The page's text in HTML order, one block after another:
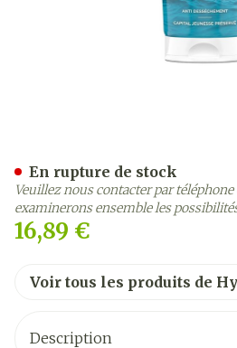
16,89 €
En rupture de stock
Veuillez nous contacter par
examinerons ensemble les
Voir tous les produits de
Description